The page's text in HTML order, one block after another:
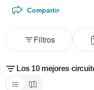
Compartir
Filtros
Los 10 mejores